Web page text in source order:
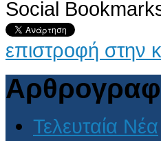
AdmirorGallery 4.5.0, author/s Vasiljevski&
Social
επιστροφή στην
Τελευταία Νέα